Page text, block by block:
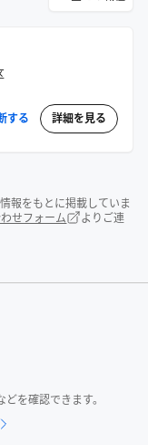
する 詳細を見る
報をもとに掲載していま
せフォーム
よりご連
を確認できます。